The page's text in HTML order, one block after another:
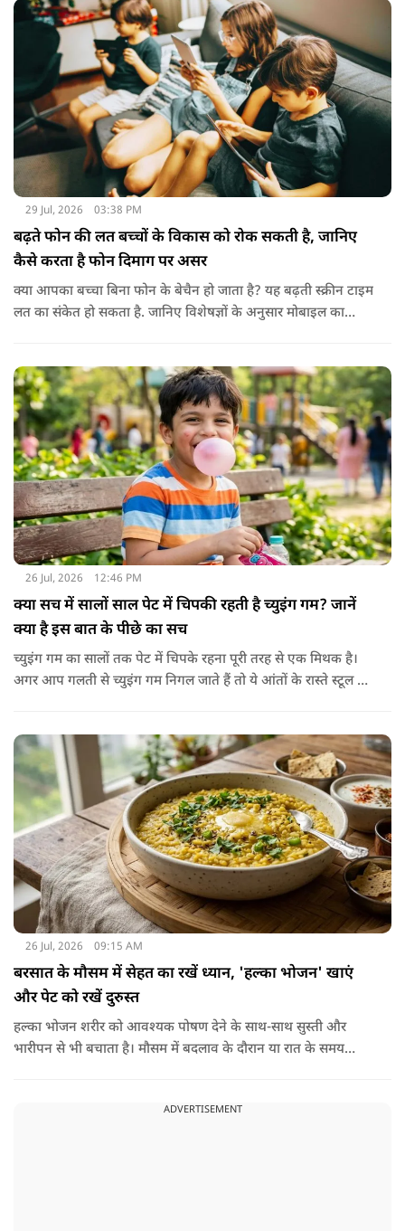
पहले से ज्यादा मुलायम महसूस होते हैं। कुछ लोग बादाम के तेल को जैतून
के तेल के साथ मिलाकर भी इस्तेमाल करते हैं। इससे बालों की देखभाल
बेहतर तरीके से होती है। हालांकि अगर बाल बहुत ज्यादा झड़ रहे हों, तो
पहले त्वचा विशेषज्ञ से सलाह लेना जरूरी है।
29 Jul, 2026 03:38 PM
बढ़ते फोन की लत बच्चों के विकास को रोक सकती है, जानिए
कैसे करता है फोन दिमाग पर असर
क्या आपका बच्चा बिना फोन के बेचैन हो जाता है? यह बढ़ती स्क्रीन टाइम
लत का संकेत हो सकता है. जानिए विशेषज्ञों के अनुसार मोबाइल का
26 Jul, 2026 12:46 PM
क्या सच में सालों साल पेट में चिपकी रहती है च्युइंग गम? जानें
क्या है इस बात के पीछे का सच
च्युइंग गम का सालों तक पेट में चिपके रहना पूरी तरह से एक मिथक है।
अगर आप गलती से च्युइंग गम निगल जाते हैं तो ये आंतों के रास्ते स्टूल में
नहीं बनाता जो इसे तोड़ सके या पचा सके।
26 Jul, 2026 09:15 AM
बरसात के मौसम में सेहत का रखें ध्यान, 'हल्का भोजन' खाएं
और पेट को रखें दुरुस्त
हल्का भोजन शरीर को आवश्यक पोषण देने के साथ-साथ सुस्ती और
भारीपन से भी बचाता है। मौसम में बदलाव के दौरान या रात के समय
में हल्का भोजन मेटाबॉलिज्म के लिए भी बेहतर होता है।
ADVERTISEMENT